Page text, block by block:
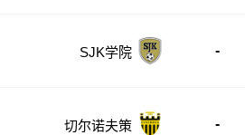
SJK学院 -
切尔诺夫策 -